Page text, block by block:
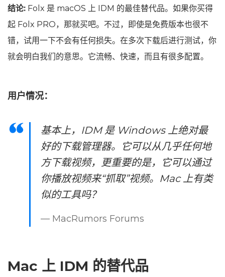
结论: Folx 是 macOS 上 IDM 的最佳替代品。如果你买得
起 Folx PRO，那就买吧。不过，即使是免费版本也很不
错，试用一下不会有任何损失。在多次下载后进行测试，你
就会明白我们的意思。它流畅、快速，而且有很多配置。
用户情况：
基本上，IDM 是 Windows 上绝对最
好的下载管理器。它可以从几乎任何地
方下载视频，更重要的是，它可以通过
你播放视频来“抓取”视频。Mac 上有类
似的工具吗？
— MacRumors Forums
Mac 上 IDM 的替代品